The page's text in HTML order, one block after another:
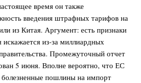
время он также
введения штрафных тарифов на
из Китая. Аргумент: есть признаки
искажается из-за миллиардных
Промежуточный отчет
5 июня. Вполне вероятно, что ЕС
болезненные пошлины на импорт